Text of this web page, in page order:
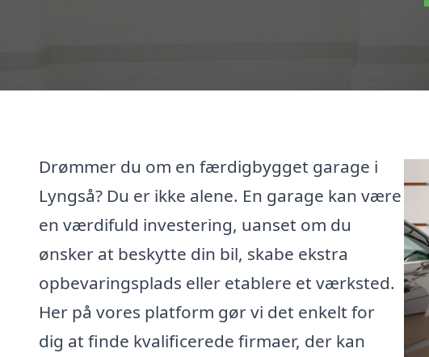
Drømmer du om en færdigbygget garage i
Lyngså? Du er ikke alene. En garage kan være
en værdifuld investering, uanset om du
ønsker at beskytte din bil, skabe ekstra
opbevaringsplads eller etablere et værksted.
Her på vores platform gør vi det enkelt for
dig at finde kvalificerede firmaer, der kan